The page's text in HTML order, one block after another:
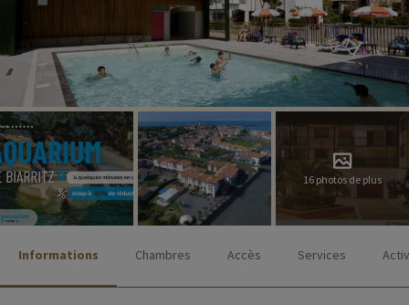
16 photos de plus
Informations Chambres Accès Services